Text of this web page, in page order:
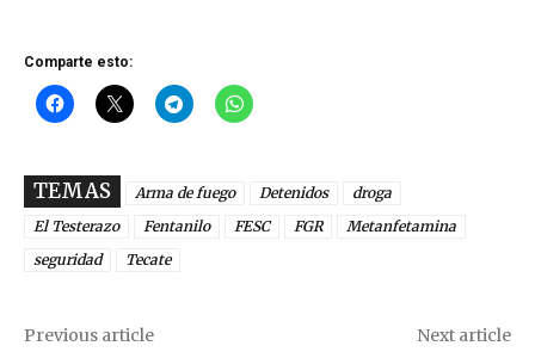
Comparte esto:
TEMAS Arma de fuego Detenidos
droga
El Testerazo
Fentanilo FESC FGR
Metanfetamina
seguridad
Tecate
Previous article Next article